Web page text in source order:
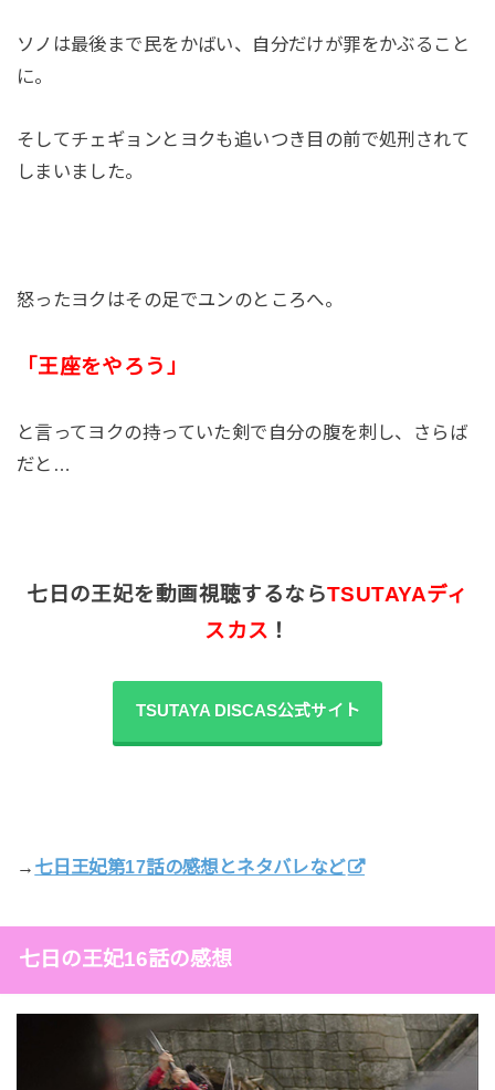
ソノは最後まで民をかばい、自分だけが罪をかぶること
に。
そしてチェギョンとヨクも追いつき目の前で処刑されて
しまいました。
怒ったヨクはその足でユンのところへ。
「王座をやろう」
と言ってヨクの持っていた剣で自分の腹を刺し、さらば
だと…
七日の王妃を動画視聴するならTSUTAYAディ
スカス ！
TSUTAYA DISCAS公式サイト
→ 七日王妃第17話の感想とネタバレなど
七日の王妃16話の感想